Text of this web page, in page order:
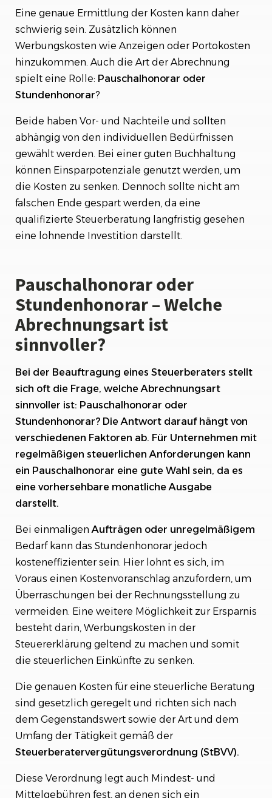
Eine genaue Ermittlung der Kosten kann daher
schwierig sein. Zusätzlich können
Werbungskosten wie Anzeigen oder Portokosten
hinzukommen. Auch die Art der Abrechnung
spielt eine Rolle: Pauschalhonorar oder
Stundenhonorar?
Beide haben Vor- und Nachteile und sollten
abhängig von den individuellen Bedürfnissen
gewählt werden. Bei einer guten Buchhaltung
können Einsparpotenziale genutzt werden, um
die Kosten zu senken. Dennoch sollte nicht am
falschen Ende gespart werden, da eine
qualifizierte Steuerberatung langfristig gesehen
eine lohnende Investition darstellt.
Pauschalhonorar oder
Stundenhonorar – Welche
Abrechnungsart ist
sinnvoller?
Bei der Beauftragung eines Steuerberaters stellt
sich oft die Frage, welche Abrechnungsart
sinnvoller ist: Pauschalhonorar oder
Stundenhonorar? Die Antwort darauf hängt von
verschiedenen Faktoren ab. Für Unternehmen mit
regelmäßigen steuerlichen Anforderungen kann
ein Pauschalhonorar eine gute Wahl sein, da es
eine vorhersehbare monatliche Ausgabe
darstellt.
Bei einmaligenAufträgen oder unregelmäßigem
Bedarf kann das Stundenhonorar jedoch
kosteneffizienter sein. Hier lohnt es sich, im
Voraus einen Kostenvoranschlag anzufordern, um
Überraschungen bei der Rechnungsstellung zu
vermeiden. Eine weitere Möglichkeit zur Ersparnis
besteht darin, Werbungskosten in der
Steuererklärung geltend zu machen und somit
die steuerlichen Einkünfte zu senken.
Die genauen Kosten für eine steuerliche Beratung
sind gesetzlich geregelt und richten sich nach
dem Gegenstandswert sowie der Art und dem
Umfang der Tätigkeit gemäß der
Steuerberatervergütungsverordnung (StBVV).
Diese Verordnung legt auch Mindest- und
Mittelgebühren fest, an denen sich ein